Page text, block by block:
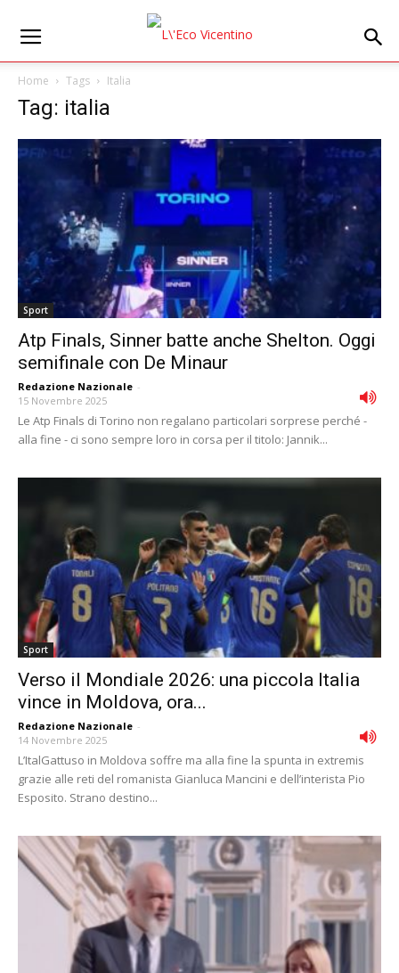
Home Tags Italia
Tag: italia
Sport
Atp Finals, Sinner batte anche Shelton. Oggi
semifinale con De Minaur
Redazione Nazionale -
15 Novembre 2025
Le Atp Finals di Torino non regalano particolari sorprese perché -
alla fine - ci sono sempre loro in corsa per il titolo: Jannik...
Sport
Verso il Mondiale 2026: una piccola Italia
vince in Moldova, ora...
Redazione Nazionale -
14 Novembre 2025
L’ItalGattuso in Moldova soffre ma alla fine la spunta in extremis
grazie alle reti del romanista Gianluca Mancini e dell’interista Pio
Esposito. Strano destino...